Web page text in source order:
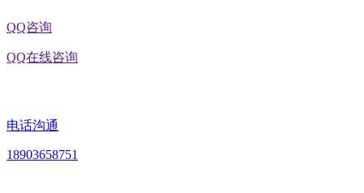
QQ咨询
QQ在线咨询
电话沟通
18903658751